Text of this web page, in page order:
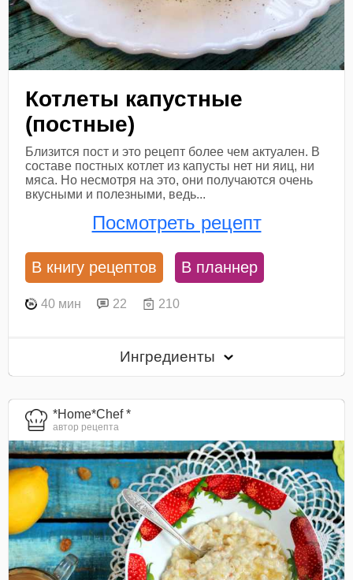
Котлеты капустные
(постные)
Близится пост и это рецепт более чем актуален. В
составе постных котлет из капусты нет ни яиц, ни
мяса. Но несмотря на это, они получаются очень
вкусными и полезными, ведь...
Посмотреть рецепт
В книгу рецептов В планнер
40 мин 22 210
Ингредиенты
*Home*Chef *
автор рецепта